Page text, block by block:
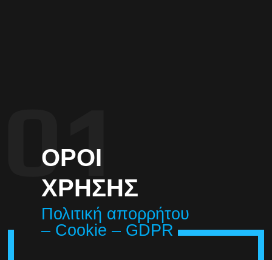
ΟΡΟΙ
ΧΡΉΣΗΣ
Πολιτική απορρήτου
– Cookie – GDPR